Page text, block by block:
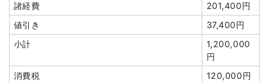
坪数 18坪
諸経費
201,400円
値引き
37,400円
小計
1,200,000
円
消費税
120,000円